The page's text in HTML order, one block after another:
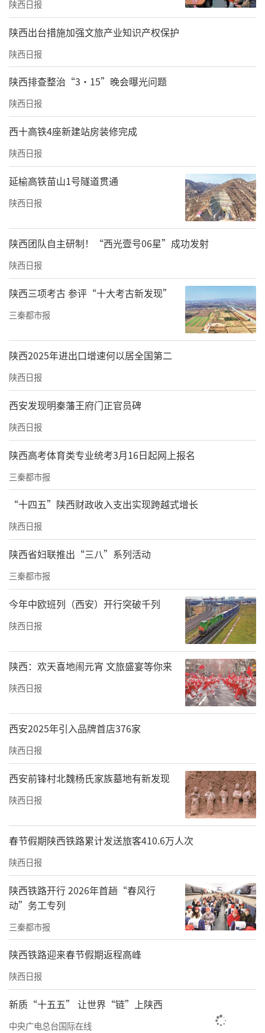
陕西日报
​陕西出台措施加强文旅产业知识产权保护
陕西日报
陕西排查整治“3·15”晚会曝光问题
陕西日报
西十高铁4座新建站房装修完成
陕西日报
延榆高铁苗山1号隧道贯通
陕西日报
陕西团队自主研制！“西光壹号06星”成功发射
陕西日报
陕西三项考古 参评“十大考古新发现”
三秦都市报
陕西2025年进出口增速何以居全国第二
陕西日报
西安发现明秦藩王府门正官员碑
陕西日报
陕西高考体育类专业统考3月16日起网上报名
三秦都市报
“十四五”陕西财政收入支出实现跨越式增长
陕西日报
陕西省妇联推出“三八”系列活动
三秦都市报
今年中欧班列（西安）开行突破千列
陕西日报
陕西：欢天喜地闹元宵 文旅盛宴等你来
陕西日报
西安2025年引入品牌首店376家
陕西日报
西安前锋村北魏杨氏家族墓地有新发现
陕西日报
春节假期陕西铁路累计发送旅客410.6万人次
陕西日报
陕西铁路开行 2026年首趟“春风行
动”务工专列
三秦都市报
陕西铁路迎来春节假期返程高峰
陕西日报
新质“十五五” 让世界“链”上陕西
中央广电总台国际在线